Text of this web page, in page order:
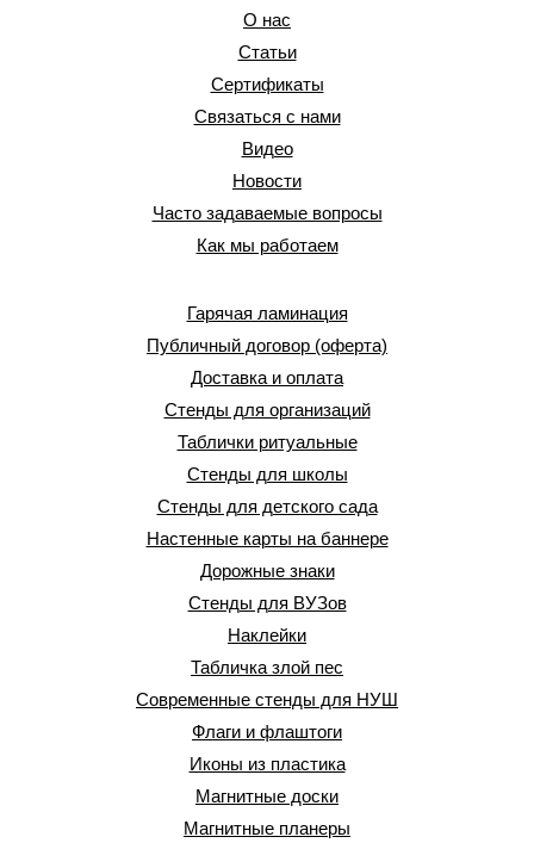
О нас
Статьи
Сертификаты
Связаться с нами
Видео
Новости
Часто задаваемые вопросы
Как мы работаем
Гарячая ламинация
Публичный договор (оферта)
Доставка и оплата
Стенды для организаций
Таблички ритуальные
Стенды для школы
Стенды для детского сада
Настенные карты на баннере
Дорожные знаки
Стенды для ВУЗов
Наклейки
Табличка злой пес
Современные стенды для НУШ
Флаги и флаштоги
Иконы из пластика
Магнитные доски
Магнитные планеры